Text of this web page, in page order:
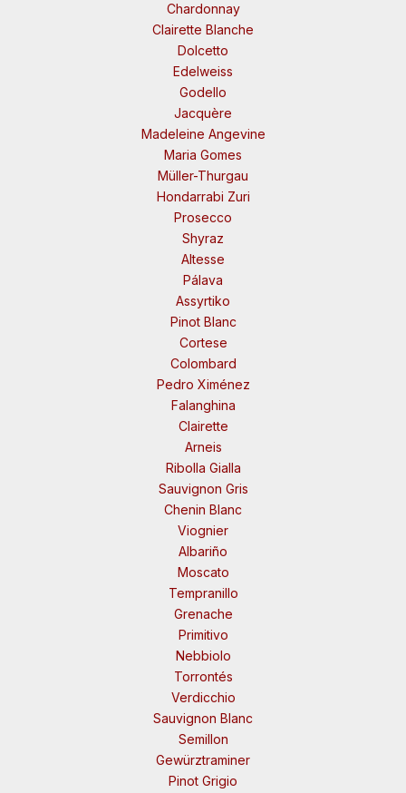
Chardonnay
Clairette Blanche
Dolcetto
Edelweiss
Godello
Jacquère
Madeleine Angevine
Maria Gomes
Müller-Thurgau
Hondarrabi Zuri
Prosecco
Shyraz
Altesse
Pálava
Assyrtiko
Pinot Blanc
Cortese
Colombard
Pedro Ximénez
Falanghina
Clairette
Arneis
Ribolla Gialla
Sauvignon Gris
Chenin Blanc
Viognier
Albariño
Moscato
Tempranillo
Grenache
Primitivo
Nebbiolo
Torrontés
Verdicchio
Sauvignon Blanc
Semillon
Gewürztraminer
Pinot Grigio